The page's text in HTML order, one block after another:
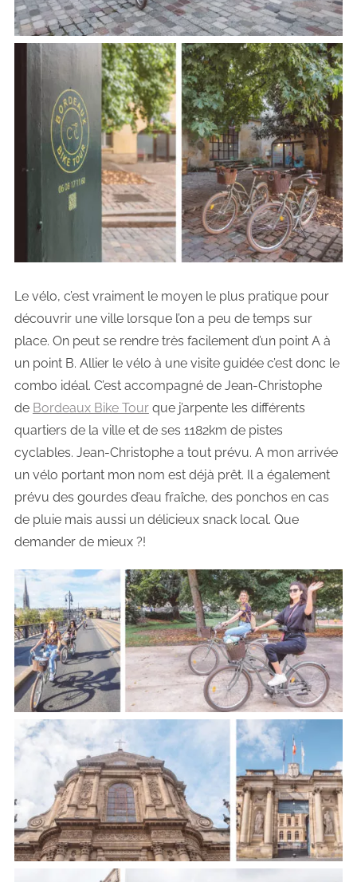
Le vélo, c’est vraiment le moyen le plus pratique pour
découvrir une ville lorsque l’on a peu de temps sur
place. On peut se rendre très facilement d’un point A à
un point B. Allier le vélo à une visite guidée c’est donc le
combo idéal. C’est accompagné de Jean-Christophe
de Bordeaux Bike Tourque j’arpente les différents
quartiers de la ville et de ses 1182km de pistes
cyclables. Jean-Christophe a tout prévu. A mon arrivée
un vélo portant mon nom est déjà prêt. Il a également
prévu des gourdes d’eau fraîche, des ponchos en cas
de pluie mais aussi un délicieux snack local. Que
demander de mieux ?!